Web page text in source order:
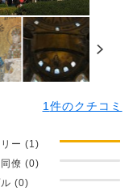
1件のクチコミ
ー (1)
僚 (0)
(0)